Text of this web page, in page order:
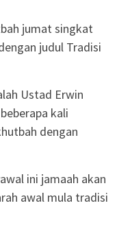
jumat singkat
judul Tradisi
Ustad Erwin
kali
dengan
ini jamaah akan
awal mula tradisi